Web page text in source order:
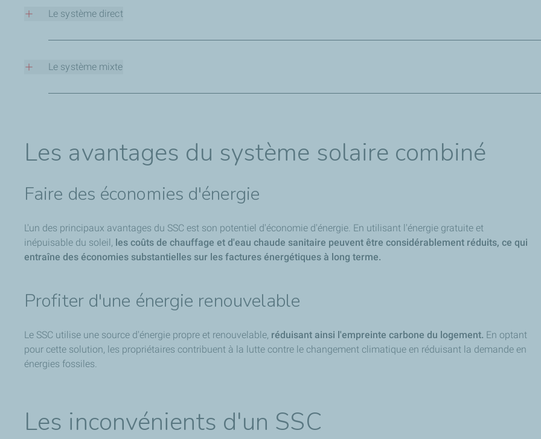
Le système direct
Dans ce cas, le fluide caloporteur circule directement dans les tuyaux du plancher chauffant ou des radiateurs, assurant
Le système mixte
Combinant des éléments des deux modèles précédents, ce système offre une flexibilité accrue en permettant d'ajuster la
Les avantages du système solaire combiné
Faire des économies d'énergie
L'un des principaux avantages du SSC est son potentiel d'économie d'énergie. En utilisant l'énergie gratuite et
inépuisable du soleil, les coûts de chauffage et d'eau chaude sanitaire peuvent être considérablement réduits, ce qui
entraîne des économies substantielles sur les factures énergétiques à long terme.
Profiter d'une énergie renouvelable
Le SSC utilise une source d'énergie propre et renouvelable, réduisant ainsi l'empreinte carbone du logement. En optant
pour cette solution, les propriétaires contribuent à la lutte contre le changement climatique en réduisant la demande en
énergies fossiles.
Les inconvénients d'un SSC